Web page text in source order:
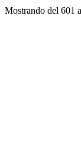
Mostrando del 601